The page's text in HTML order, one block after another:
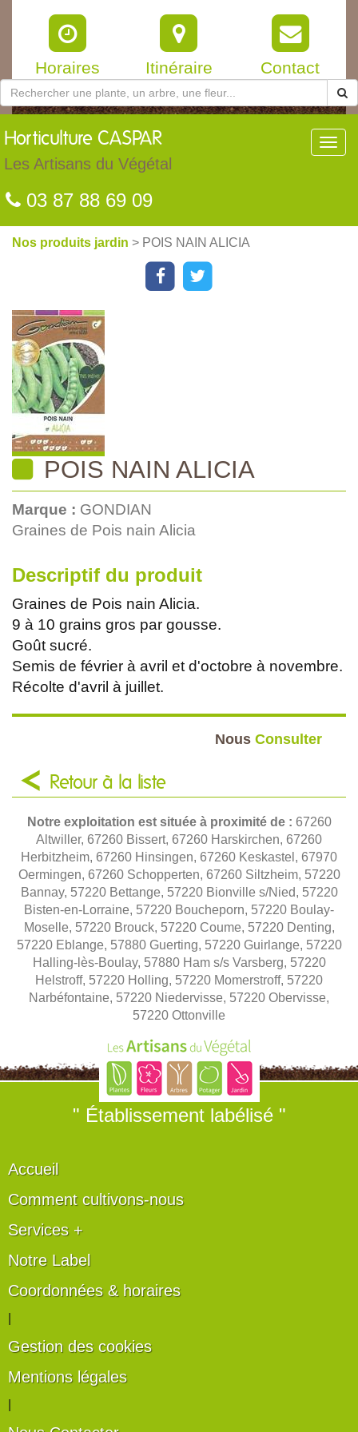
Horaires Itinéraire Contact
Horticulture CASPAR
Les Artisans du Végétal
03 87 88 69 09
Nos produits jardin > POIS NAIN ALICIA
POIS NAIN ALICIA
Marque : GONDIAN
Graines de Pois nain Alicia
Descriptif du produit
Graines de Pois nain Alicia.
9 à 10 grains gros par gousse.
Goût sucré.
Semis de février à avril et d'octobre à novembre.
Récolte d'avril à juillet.
Nous Consulter
Retour à la liste
Notre exploitation est située à proximité de : 67260
Altwiller, 67260 Bissert, 67260 Harskirchen, 67260
Herbitzheim, 67260 Hinsingen, 67260 Keskastel, 67970
Oermingen, 67260 Schopperten, 67260 Siltzheim, 57220
Bannay, 57220 Bettange, 57220 Bionville s/Nied, 57220
Bisten-en-Lorraine, 57220 Boucheporn, 57220 Boulay-
Moselle, 57220 Brouck, 57220 Coume, 57220 Denting,
57220 Eblange, 57880 Guerting, 57220 Guirlange, 57220
Halling-lès-Boulay, 57880 Ham s/s Varsberg, 57220
Helstroff, 57220 Holling, 57220 Momerstroff, 57220
Narbéfontaine, 57220 Niedervisse, 57220 Obervisse,
57220 Ottonville
" Établissement labélisé "
Accueil
Comment cultivons-nous
Services +
Notre Label
Coordonnées & horaires
Gestion des cookies
Mentions légales